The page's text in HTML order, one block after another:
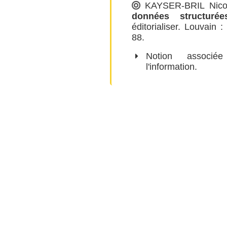
KAYSER-BRIL
données
éditorialiser. Louvain :
88.
Notion
l'information.